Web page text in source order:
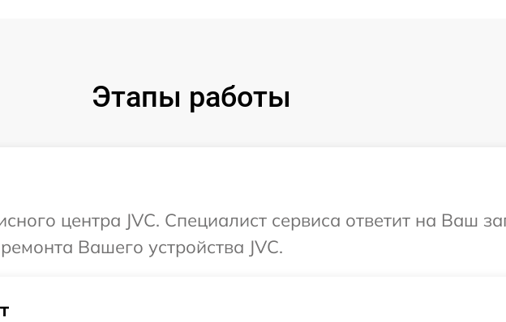
Этапы работы
центра JVC. Специалист сервиса ответит на Ваш
Вашего устройства JVC.